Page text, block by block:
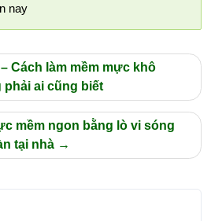
nay
Cách làm mềm mực khô
ai cũng biết
mềm ngon bằng lò vi sóng
tại nhà